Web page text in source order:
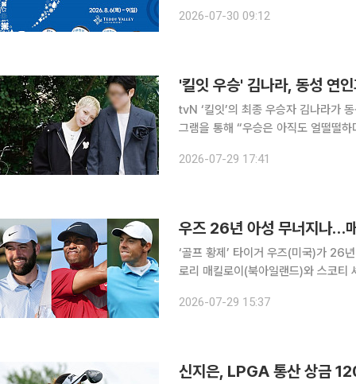
2026-07-30 09:12
'킬잇 우승' 김나라, 동성 연
tvN ‘킬잇’의 최종 우승자 김나라가 동성 연인에 고마
그램을 통해 “우승은 아직도 얼떨떨
멋진 사람인지 증명하는 서바이벌이
2026-07-29 17:41
우즈 26년 아성 무너지나…
‘골프 황제’ 타이거 우즈(미국)가 26
로리 매킬로이(북아일랜드)와 스코티 셰플러(미
이는 1억1644만6772달러(약 1685
2026-07-29 15:37
신지은, LPGA 통산 상금